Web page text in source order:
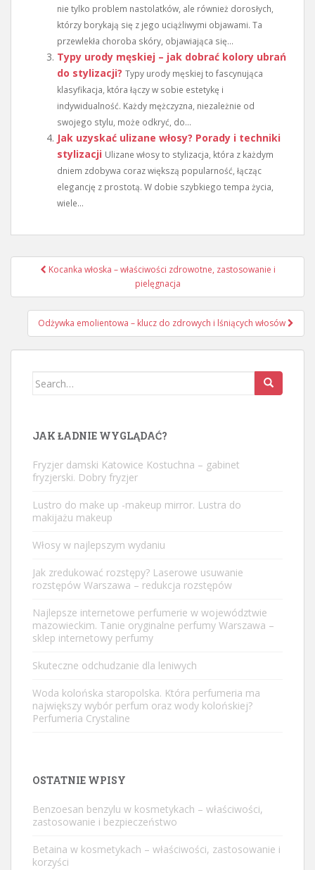
nie tylko problem nastolatków, ale również dorosłych,
którzy borykają się z jego uciążliwymi objawami. Ta
przewlekła choroba skóry, objawiająca się...
Typy urody męskiej – jak dobrać kolory ubrań
do stylizacji? Typy urody męskiej to fascynująca
klasyfikacja, która łączy w sobie estetykę i
indywidualność. Każdy mężczyzna, niezależnie od
swojego stylu, może odkryć, do...
Jak uzyskać ulizane włosy? Porady i techniki
stylizacji Ulizane włosy to stylizacja, która z każdym
dniem zdobywa coraz większą popularność, łącząc
elegancję z prostotą. W dobie szybkiego tempa życia,
wiele...
Nawigacja
Kocanka włoska – właściwości zdrowotne, zastosowanie i
pielęgnacja
Odżywka emolientowa – klucz do zdrowych i lśniących włosów
Search
JAK ŁADNIE WYGLĄDAĆ?
Fryzjer damski Katowice Kostuchna – gabinet
fryzjerski. Dobry fryzjer
Lustro do make up -makeup mirror. Lustra do
makijażu makeup
Włosy w najlepszym wydaniu
Jak zredukować rozstępy? Laserowe usuwanie
rozstępów Warszawa – redukcja rozstępów
Najlepsze internetowe perfumerie w województwie
mazowieckim. Tanie oryginalne perfumy Warszawa –
sklep internetowy perfumy
Skuteczne odchudzanie dla leniwych
Woda kolońska staropolska. Która perfumeria ma
największy wybór perfum oraz wody kolońskiej?
Perfumeria Crystaline
OSTATNIE WPISY
Benzoesan benzylu w kosmetykach – właściwości,
zastosowanie i bezpieczeństwo
Betaina w kosmetykach – właściwości, zastosowanie i
korzyści